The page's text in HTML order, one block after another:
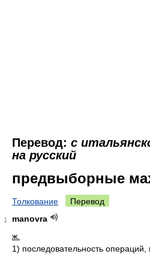
Перевод: с
на русский
предвыборные
Толкование Перевод
1
manovra
ж.
1) последовательность